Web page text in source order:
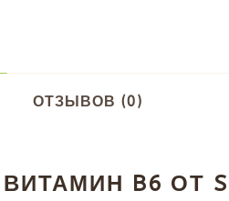
ОТЗЫВОВ (0)
B6 ОТ